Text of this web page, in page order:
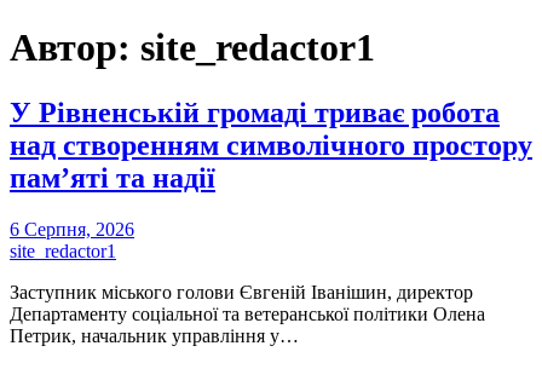
Автор: site_redactor1
У Рівненській громаді триває робота
над створенням символічного простору
пам’яті та надії
6 Серпня, 2026
site_redactor1
Заступник міського голови Євгеній Іванішин, директор
Департаменту соціальної та ветеранської політики Олена
Петрик, начальник управління у…